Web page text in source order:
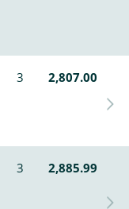
3
2,807.00
3 2,885.99